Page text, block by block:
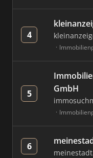
4
5
GmbH
6